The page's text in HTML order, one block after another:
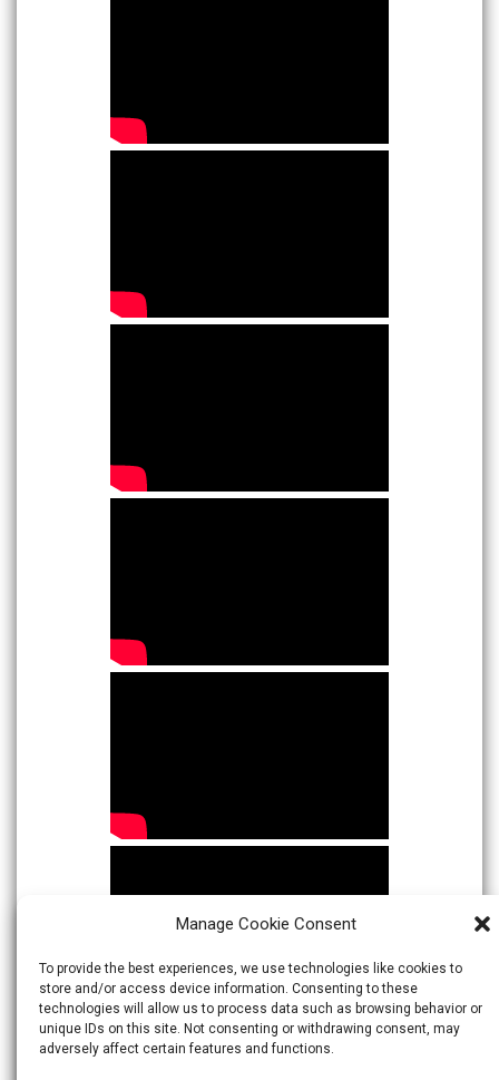
Manage Cookie Consent
To provide the best experiences, we use technologies like cookies to
store and/or access device information. Consenting to these
technologies will allow us to process data such as browsing behavior or
unique IDs on this site. Not consenting or withdrawing consent, may
adversely affect certain features and functions.